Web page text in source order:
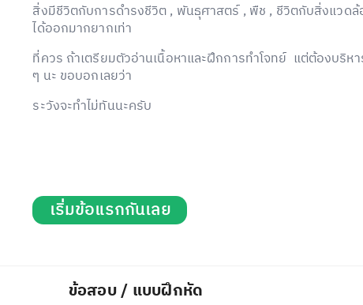
สิ่งมีชีวิตกับการดำรงชีวิต , พันธุศาสตร์ , พืช , ชีวิตกับสิ่งแวดล้
ได้ออกมากยากเท่า
ที่ควร ถ้าเตรียมตัวอ่านเนื้อหาและฝึกการทำโจทย์ แต่ต้องบริหา
ๆ นะ ขอบอกเลยว่า
ระวังจะทำไม่ทันนะครับ
เริ่มข้อแรกกันเลย
ข้อสอบ / แบบฝึกหัด